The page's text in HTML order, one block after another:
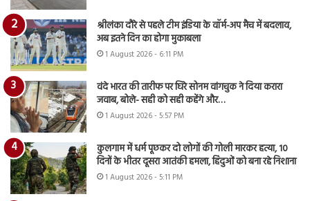
श्रीलंका दौरे से पहले टीम इंडिया के वॉर्म-अप मैच में बदलाव,
अब इतने दिन का होगा मुकाबला
1 August 2026 - 6:11 PM
वंदे भारत की तारीफ पर घिरे सोनम वांगचुक ने दिया करारा
जवाब, बोले- सही को सही कहेंगे और…
1 August 2026 - 5:57 PM
कुलगाम में धर्म पूछकर दो लोगों की गोली मारकर हत्या, 10
दिनों के भीतर दूसरा आतंकी हमला, हिंदुओं को बना रहे निशाना
1 August 2026 - 5:11 PM